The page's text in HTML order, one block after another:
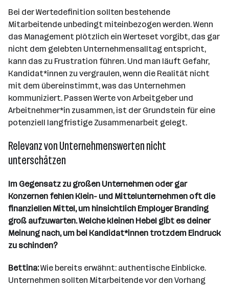
Bei der Wertedefinition sollten bestehende
Mitarbeitende unbedingt miteinbezogen werden. Wenn
das Management plötzlich ein Werteset vorgibt, das gar
nicht dem gelebten Unternehmensalltag entspricht,
kann das zu Frustration führen. Und man läuft Gefahr,
Kandidat*innen zu vergraulen, wenn die Realität nicht
mit dem übereinstimmt, was das Unternehmen
kommuniziert. Passen Werte von Arbeitgeber und
Arbeitnehmer*in zusammen, ist der Grundstein für eine
potenziell langfristige Zusammenarbeit gelegt.
Relevanz von Unternehmenswerten nicht
unterschätzen
Im Gegensatz zu großen Unternehmen oder gar
Konzernen fehlen Klein- und Mittelunternehmen oft die
finanziellen Mittel, um hinsichtlich Employer Branding
groß aufzuwarten. Welche kleinen Hebel gibt es deiner
Meinung nach, um bei Kandidat*innen trotzdem Eindruck
zu schinden?
Bettina:Wie bereits erwähnt: authentische Einblicke.
Unternehmen sollten Mitarbeitende vor den Vorhang